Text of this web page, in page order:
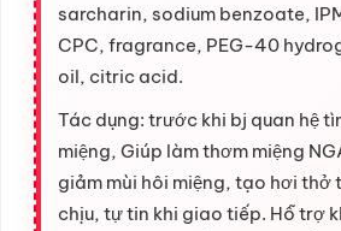
sarcharin, sodium benzoate,
CPC, fragrance, PEG-40
oil, citric acid.
Tác dụng: trước khi bj quan hệ
miệng, Giúp làm thơm miệng
giảm mùi hôi miệng, tạo hơi thở
chịu, tự tin khi giao tiếp. Hỗ trợ